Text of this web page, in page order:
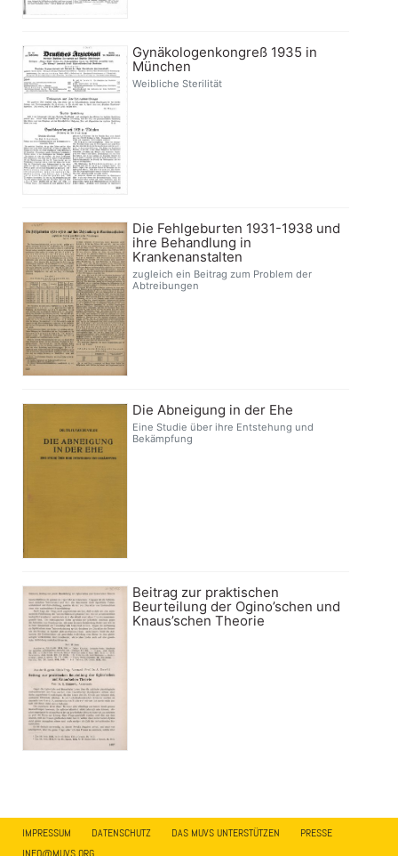
Gynäkologenkongreß 1935 in
München
Weibliche Sterilität
Die Fehlgeburten 1931-1938 und
ihre Behandlung in
Krankenanstalten
zugleich ein Beitrag zum Problem der
Abtreibungen
Die Abneigung in der Ehe
Eine Studie über ihre Entstehung und
Bekämpfung
Beitrag zur praktischen
Beurteilung der Ogino’schen und
Knaus’schen Theorie
IMPRESSUM DATENSCHUTZ DAS MUVS UNTERSTÜTZEN
PRESSE